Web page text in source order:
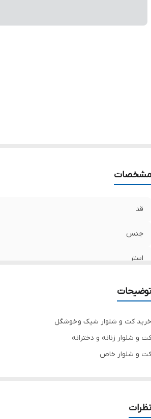
مشخصات
قد
جنس
استر
توضیحات
خرید کت و شلوار شیک و خوشگل
کت و شلوار زنانه و دخترانه
کت و شلوار خاص
برای خرید سایز های بالاتر ۵۲ تا ۶۰ از واتس اپ پیام دهید
نظرات